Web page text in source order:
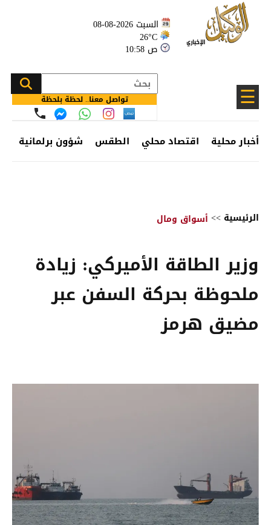
السبت 2026-08-08
26°C
10:58 ص
☰ تواصل معنا.. لحظة بلحظة
أخبار محلية اقتصاد محلي الطقس شؤون برلمانية
الرئيسية >> أسواق ومال
وزير الطاقة الأميركي: زيادة
ملحوظة بحركة السفن عبر
مضيق هرمز